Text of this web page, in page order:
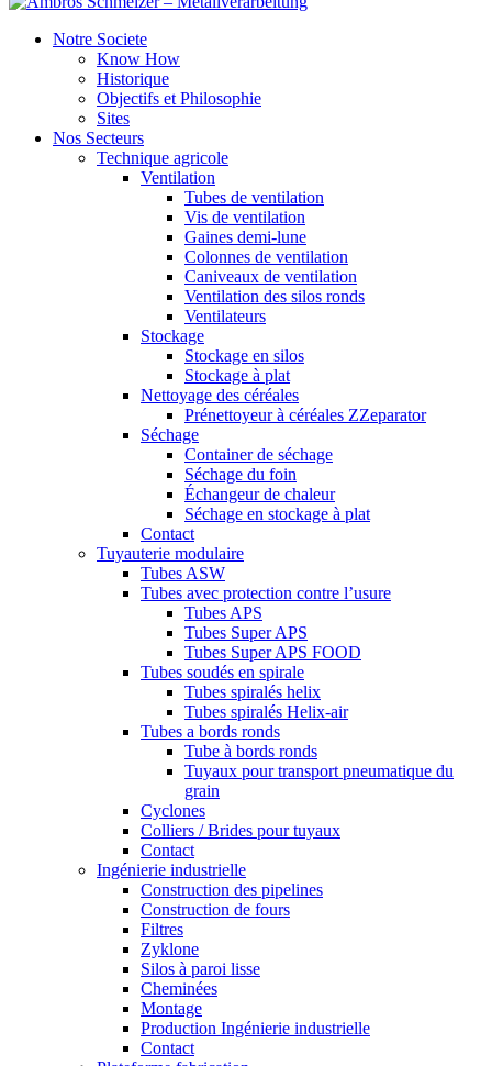
Notre Societe
Know How
Historique
Objectifs et Philosophie
Sites
Nos Secteurs
Technique agricole
Ventilation
Tubes de ventilation
Vis de ventilation
Gaines demi-lune
Colonnes de ventilation
Caniveaux de ventilation
Ventilation des silos ronds
Ventilateurs
Stockage
Stockage en silos
Stockage à plat
Nettoyage des céréales
Prénettoyeur à céréales ZZeparator
Séchage
Container de séchage
Séchage du foin
Échangeur de chaleur
Séchage en stockage à plat
Contact
Tuyauterie modulaire
Tubes ASW
Tubes avec protection contre l’usure
Tubes APS
Tubes Super APS
Tubes Super APS FOOD
Tubes soudés en spirale
Tubes spiralés helix
Tubes spiralés Helix-air
Tubes a bords ronds
Tube à bords ronds
Tuyaux pour transport pneumatique du
grain
Cyclones
Colliers / Brides pour tuyaux
Contact
Ingénierie industrielle
Construction des pipelines
Construction de fours
Filtres
Zyklone
Silos à paroi lisse
Cheminées
Montage
Production Ingénierie industrielle
Contact